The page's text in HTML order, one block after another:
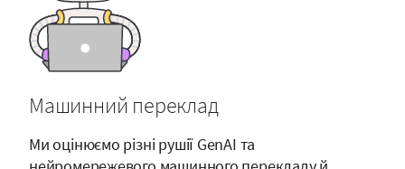
Машинний переклад
Ми оцінюємо різні рушії GenAI та